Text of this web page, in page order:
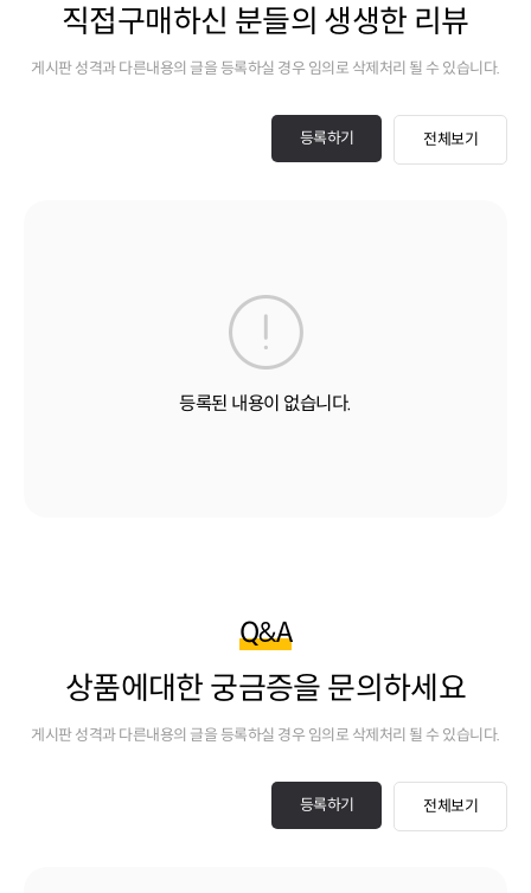
직접구매하신 분들의 생생한 리뷰
게시판 성격과 다른내용의 글을 등록하실 경우 임의로 삭제처리 될 수 있습니다.
등록하기 전체보기
등록된 내용이 없습니다.
Q&A
상품에대한 궁금증을 문의하세요
게시판 성격과 다른내용의 글을 등록하실 경우 임의로 삭제처리 될 수 있습니다.
등록하기 전체보기